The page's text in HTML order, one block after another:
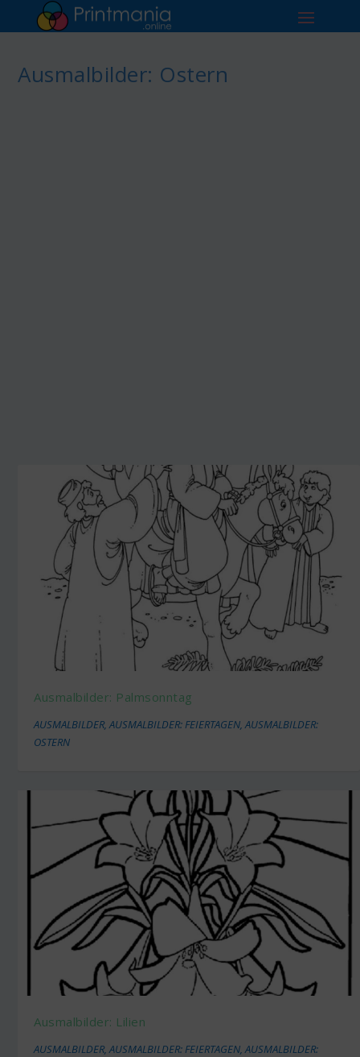
Ausmalbilder: Ostern
Ausmalbilder: Palmsonntag
AUSMALBILDER,AUSMALBILDER: FEIERTAGEN,AUSMALBILDER:
OSTERN
Ausmalbilder: Lilien
AUSMALBILDER,AUSMALBILDER: FEIERTAGEN,AUSMALBILDER: